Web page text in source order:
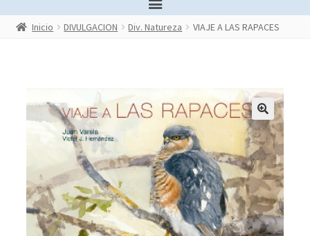
Inicio DIVULGACION Div. Natureza VIAJE A LAS RAPACES